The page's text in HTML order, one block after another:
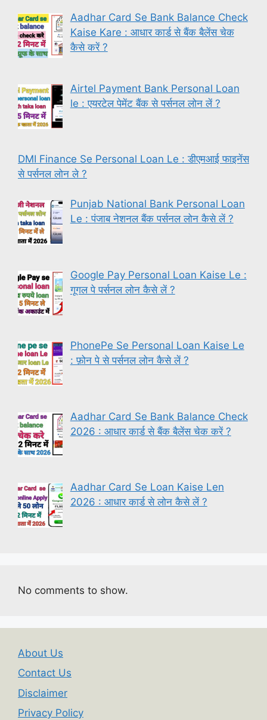
Aadhar Card Se Bank Balance Check
Kaise Kare : आधार कार्ड से बैंक बैलेंस चेक
कैसे करें ?
Airtel Payment Bank Personal Loan
le : एयरटेल पेमेंट बैंक से पर्सनल लोन लें ?
DMI Finance Se Personal Loan Le : डीएमआई फाइनेंस
से पर्सनल लोन ले ?
Punjab National Bank Personal Loan
Le : पंजाब नेशनल बैंक पर्सनल लोन कैसे लें ?
Google Pay Personal Loan Kaise Le :
गूगल पे पर्सनल लोन कैसे लें ?
PhonePe Se Personal Loan Kaise Le
: फ़ोन पे से पर्सनल लोन कैसे लें ?
Aadhar Card Se Bank Balance Check
2026 : आधार कार्ड से बैंक बैलेंस चेक करें ?
Aadhar Card Se Loan Kaise Len
2026 : आधार कार्ड से लोन कैसे लें ?
No comments to show.
About Us
Contact Us
Disclaimer
Privacy Policy